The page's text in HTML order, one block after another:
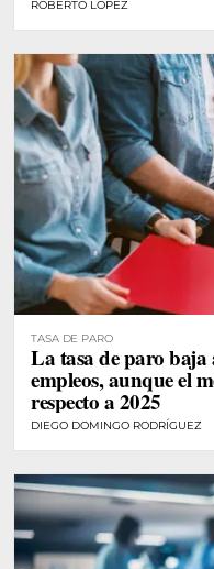
ROBERTO LÓPEZ
TASA DE PARO
La tasa de paro
empleos, aunque el
respecto a 2025
DIEGO DOMINGO RODRÍGUEZ